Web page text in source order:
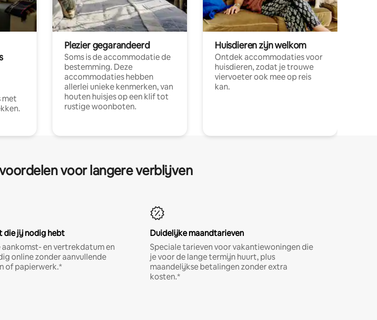
met
Plezier gegarandeerd
Soms is de accommodatie de
bestemming. Deze
accommodaties hebben
allerlei unieke kenmerken, van
houten huisjes op een klif tot
rustige woonboten.
Huisdieren zijn welkom
Ontdek accommodaties voor
huisdieren, zodat je trouwe
viervoeter ook mee op reis
kan.
voor langere verblijven
die jij nodig hebt
aankomst- en vertrekdatum en
online zonder aanvullende
of papierwerk.*
Duidelijke maandtarieven
Speciale tarieven voor vakantiewoningen die
je voor de lange termijn huurt, plus
maandelijkse betalingen zonder extra
kosten.*